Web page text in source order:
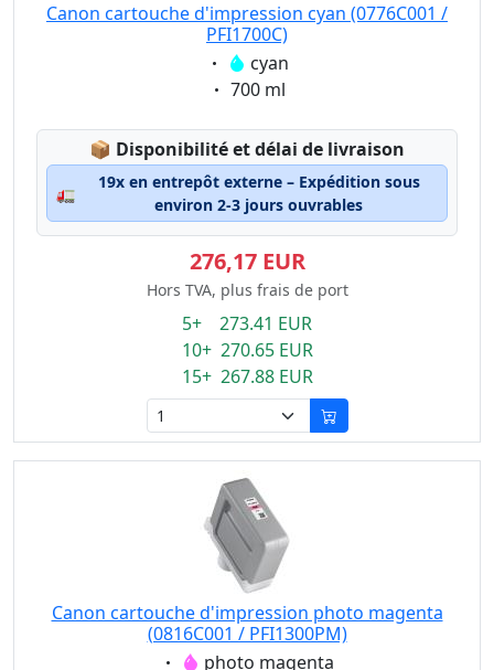
Canon cartouche d'impression cyan (0776C001 /
PFI1700C)
Eigenschaft:
cyan
Eigenschaft:
700 ml
📦 Lagerstatus:
Disponibilité et délai de livraison
🚛
19x en entrepôt externe – Expédition sous
environ 2-3 jours ouvrables
276,17 EUR
Hors TVA, plus frais de port
5+ 273.41 EUR
10+ 270.65 EUR
15+ 267.88 EUR
Canon cartouche d'impression photo magenta
(0816C001 / PFI1300PM)
Eigenschaft:
photo magenta